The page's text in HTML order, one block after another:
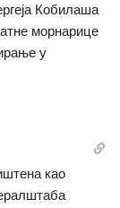
Кобилаша
морнарице
у
као